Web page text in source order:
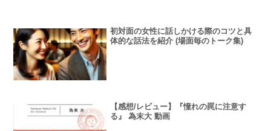
初対面の女性に話しかける際のコツと具
体的な話法を紹介 (場面毎のトーク集)
【感想/レビュー】『憧れの罠に注意す
る』 為末大 動画